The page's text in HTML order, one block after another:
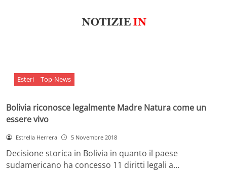
Esteri Top-News
Bolivia riconosce legalmente Madre Natura come un
essere vivo
Estrella Herrera 5 Novembre 2018
Decisione storica in Bolivia in quanto il paese
sudamericano ha concesso 11 diritti legali a…